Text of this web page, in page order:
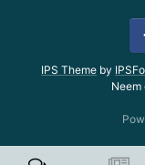
IPS Theme by